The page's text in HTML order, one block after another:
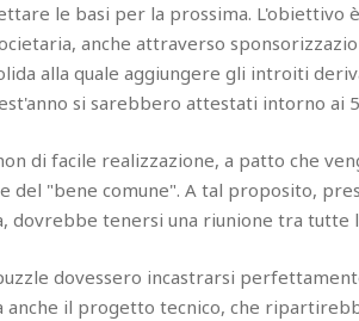
le basi per la prossima. L'obiettivo
anche attraverso
alla quale aggiungere gli introiti
si sarebbero attestati intorno ai
di facile realizzazione, a patto che
del "bene comune". A tal proposito,
dovrebbe tenersi una riunione tra tutte
dovessero incastrarsi
il progetto tecnico, che